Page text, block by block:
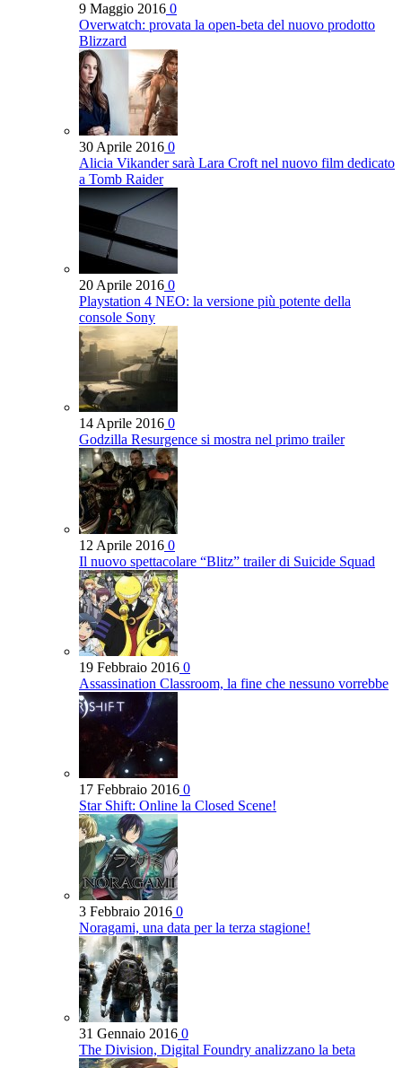
9 Maggio 2016 0
Overwatch: provata la open-beta del nuovo prodotto
Blizzard
30 Aprile 2016 0
Alicia Vikander sarà Lara Croft nel nuovo film dedicato
a Tomb Raider
20 Aprile 2016 0
Playstation 4 NEO: la versione più potente della
console Sony
14 Aprile 2016 0
Godzilla Resurgence si mostra nel primo trailer
12 Aprile 2016 0
Il nuovo spettacolare “Blitz” trailer di Suicide Squad
19 Febbraio 2016 0
Assassination Classroom, la fine che nessuno vorrebbe
17 Febbraio 2016 0
Star Shift: Online la Closed Scene!
3 Febbraio 2016 0
Noragami, una data per la terza stagione!
31 Gennaio 2016 0
The Division, Digital Foundry analizzano la beta